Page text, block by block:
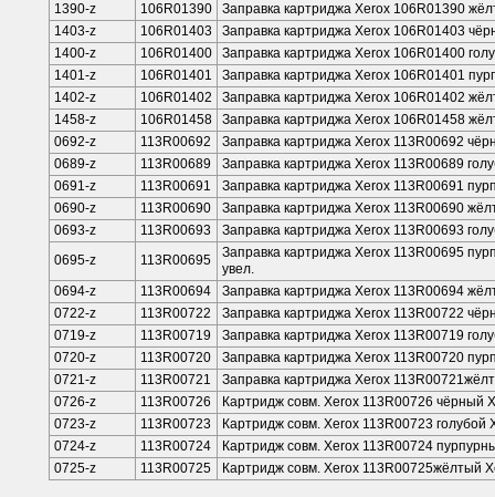
1390-z
106R01390
Заправка картриджа Xerox 106R01390
1403-z
106R01403
Заправка картриджа Xerox 106R01403
1400-z
106R01400
Заправка картриджа Xerox 106R01400
1401-z
106R01401
Заправка картриджа Xerox 106R01401
1402-z
106R01402
Заправка картриджа Xerox 106R01402
1458-z
106R01458
Заправка картриджа Xerox 106R01458
0692-z
113R00692
Заправка картриджа Xerox 113R00692
0689-z
113R00689
Заправка картриджа Xerox 113R00689
0691-z
113R00691
Заправка картриджа Xerox 113R00691
0690-z
113R00690
Заправка картриджа Xerox 113R00690
0693-z
113R00693
Заправка картриджа Xerox 113R00693
0695-z
113R00695
Заправка картриджа Xerox 113R00695
увел.
0694-z
113R00694
Заправка картриджа Xerox 113R00694
0722-z
113R00722
Заправка картриджа Xerox 113R00722
0719-z
113R00719
Заправка картриджа Xerox 113R00719
0720-z
113R00720
Заправка картриджа Xerox 113R00720
0721-z
113R00721
Заправка картриджа Xerox
0726-z
113R00726
Картридж совм. Xerox 113R00726 чёрный
0723-z
113R00723
Картридж совм. Xerox 113R00723 голубой
0724-z
113R00724
Картридж совм. Xerox 113R00724
0725-z
113R00725 Картридж совм. Xerox 113R00725жёлтый